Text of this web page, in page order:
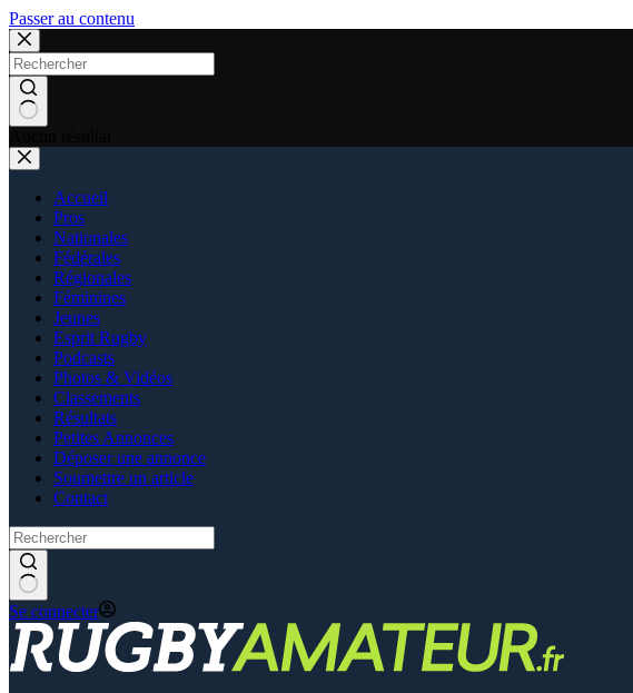
Passer au contenu
Accueil
Pros
Nationales
Fédérales
Régionales
Féminines
Jeunes
Esprit Rugby
Podcasts
Photos & Vidéos
Classements
Résultats
Petites Annonces
Déposer une annonce
Soumettre un article
Contact
Se connecter